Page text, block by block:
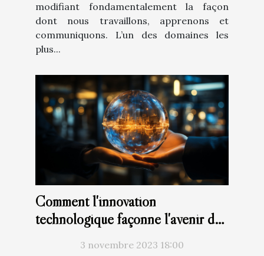
modifiant fondamentalement la façon
dont nous travaillons, apprenons et
communiquons. L’un des domaines les
plus...
Comment l'innovation
technologique façonne l'avenir des
3 novembre 2023 18:00